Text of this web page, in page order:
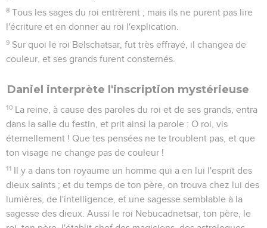
8 Tous les sages du roi entrèrent ; mais ils ne purent pas lire
l'écriture et en donner au roi l'explication.
9 Sur quoi le roi Belschatsar, fut très effrayé, il changea de
couleur, et ses grands furent consternés.
Daniel interprète l'inscription mystérieuse
10 La reine, à cause des paroles du roi et de ses grands, entra
dans la salle du festin, et prit ainsi la parole : O roi, vis
éternellement ! Que tes pensées ne te troublent pas, et que
ton visage ne change pas de couleur !
11 Il y a dans ton royaume un homme qui a en lui l'esprit des
dieux saints ; et du temps de ton père, on trouva chez lui des
lumières, de l'intelligence, et une sagesse semblable à la
sagesse des dieux. Aussi le roi Nebucadnetsar, ton père, le